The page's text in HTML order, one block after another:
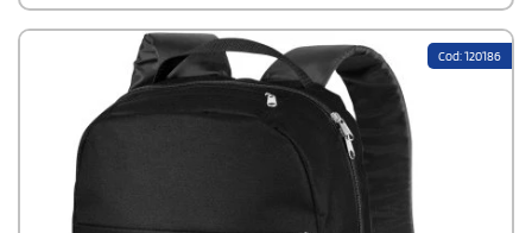
Cod: 120186